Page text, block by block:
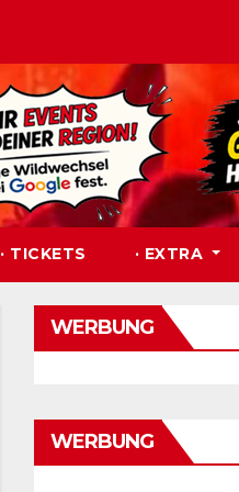
· TICKETS · EXTRA
WERBUNG
WERBUNG